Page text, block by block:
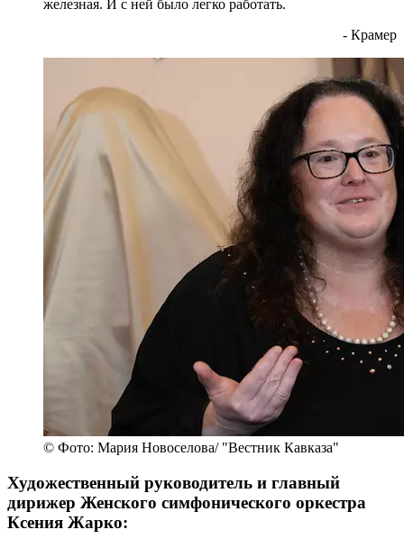
железная. И с ней было легко работать.
- Крамер
© Фото: Мария Новоселова/ "Вестник Кавказа"
Художественный руководитель и главный
дирижер Женского симфонического оркестра
Ксения Жарко: